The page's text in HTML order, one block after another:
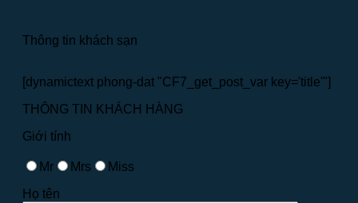
Thông tin khách sạn
[dynamictext phong-dat "CF7_get_post_var key='title'"]
THÔNG TIN KHÁCH HÀNG
Giới tính
Mr Mrs
Miss
Họ tên